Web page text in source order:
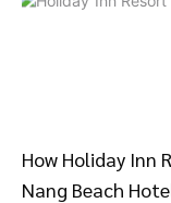
How Holiday Inn
Nang Beach